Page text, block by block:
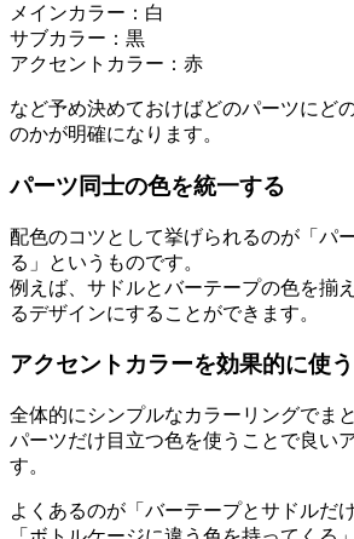
メインカラー：白
サブカラー：黒
アクセントカラー：赤
など予め決めておけばどのパーツにど
のかが明確になります。
パーツ同士の色を統一する
配色のコツとして挙げられるのが「パ
る」というものです。
例えば、サドルとバーテープの色を揃
るデザインにすることができます。
アクセントカラーを効果的に使う
全体的にシンプルなカラーリングでま
パーツだけ目立つ色を使うことで良い
す。
よくあるのが「バーテープとサドルだ